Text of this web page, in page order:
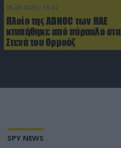
08.08.2026 | 18:02
Πλοίο της ADNOC των ΗΑΕ
κτυπήθηκε από πύραυλο στα
Στενά του Ορμούζ
SPY NEWS